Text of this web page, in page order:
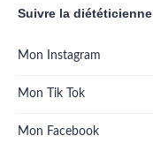
Suivre la diététicienne
Mon Instagram
Mon Tik Tok
Mon Facebook